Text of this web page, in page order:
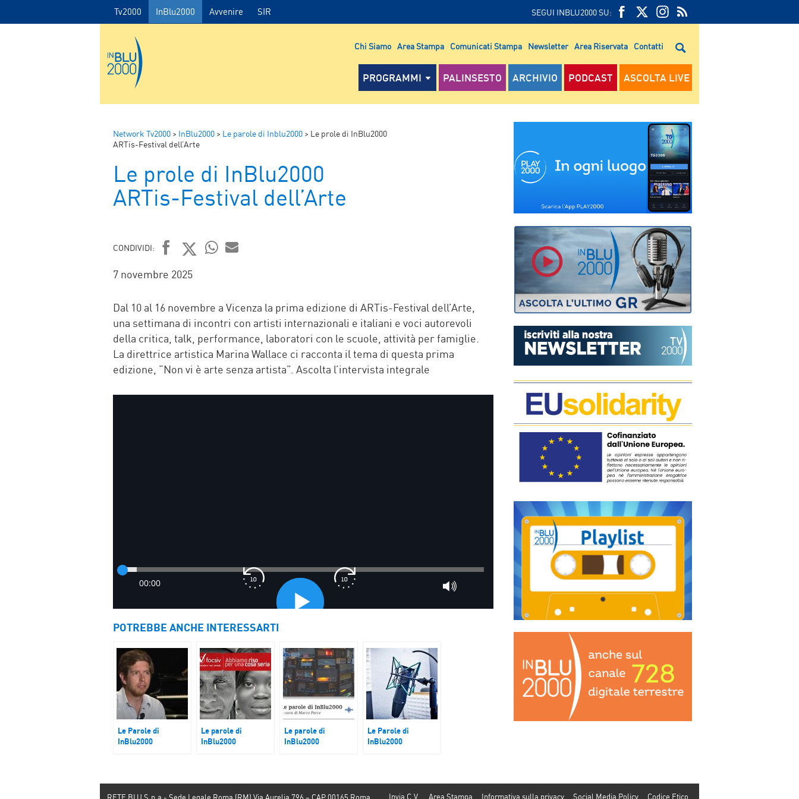
Tv2000 InBlu2000 Avvenire SIR SEGUI INBLU2000 SU:
FEED
RSS
RSS
Chi Siamo Area Stampa Comunicati Stampa Newsletter Area Riservata Contatti
PROGRAMMI PALINSESTO ARCHIVIO PODCAST ASCOLTA LIVE
Network Tv2000 > InBlu2000 > Le parole di Inblu2000 > Le prole di InBlu2000
ARTis-Festival dell’Arte
Le prole di InBlu2000
ARTis-Festival dell’Arte
CONDIVIDI:
FACEBOOK
TWITTER
7 novembre 2025
Dal 10 al 16 novembre a Vicenza la prima edizione di ARTis-Festival dell’Arte,
una settimana di incontri con artisti internazionali e italiani e voci autorevoli
della critica, talk, performance, laboratori con le scuole, attività per famiglie.
La direttrice artistica Marina Wallace ci racconta il tema di questa prima
edizione, “Non vi è arte senza artista”. Ascolta l’intervista integrale
POTREBBE ANCHE INTERESSARTI
Le Parole di
InBlu2000
Le parole di
InBlu2000
Le parole di
InBlu2000
letteratura, arte e
fotografia
Le Parole di
InBlu2000
Invia C.V. Area Stampa Informativa sulla privacy Social Media Policy Codice Etico
RETE BLU S.p.a - Sede Legale Roma (RM) Via Aurelia 796 – CAP 00165 Roma